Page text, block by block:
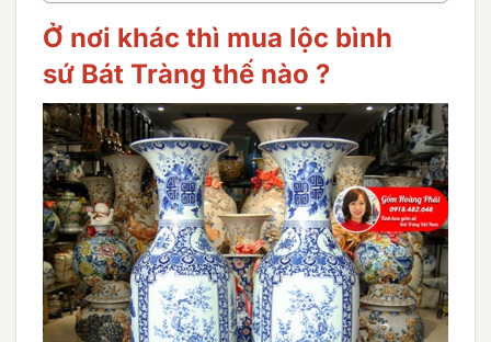
Ở nơi khác thì mua lộc bình
sứ Bát Tràng thế nào ?